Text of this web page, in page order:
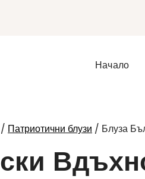
Начало
/ Патриотични блузи / Блуза